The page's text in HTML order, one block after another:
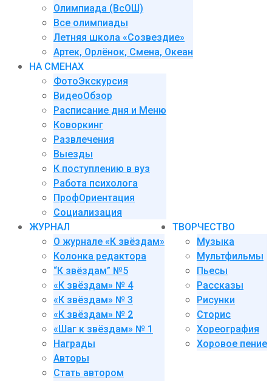
Олимпиада (ВсОШ)
Все олимпиады
Летняя школа «Созвездие»
Артек, Орлёнок, Смена, Океан
НА СМЕНАХ
ФотоЭкскурсия
ВидеоОбзор
Расписание дня и Меню
Коворкинг
Развлечения
Выезды
К поступлению в вуз
Работа психолога
ПрофОриентация
Социализация
ЖУРНАЛ
О журнале «К звёздам»
Колонка редактора
“К звёздам” №5
«К звёздам» № 4
«К звёздам» № 3
«К звёздам» № 2
«Шаг к звёздам» № 1
Награды
Авторы
Стать автором
ТВОРЧЕСТВО
Музыка
Мультфильмы
Пьесы
Рассказы
Рисунки
Сторис
Хореография
Хоровое пение